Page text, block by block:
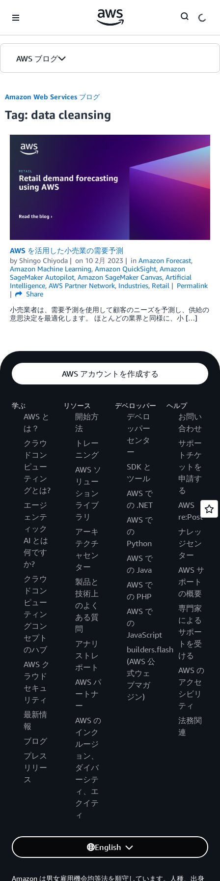
AWS ブログ
カテゴリ
エディション
Amazon Web Services ブログ
Tag: data cleansing
AWS を活用した小売業の需要予測
by Shingo Chiyoda on 10 2月 2023 in Amazon Forecast,
Amazon Machine Learning, Amazon QuickSight, Amazon
SageMaker Autopilot, Amazon SageMaker Canvas, Artificial
Intelligence, AWS Partner Network, Industries, Retail
Permalink
Share
小売業者は、需要予測を使用して顧客のニーズを予測し、供給の
意思決定を最適化します。 ほとんどの業界と同様に、小 […]
AWS アカウントを作成する
学ぶ
AWS と
は？
クラウ
ドコン
ピュー
ティン
グとは?
エージ
ェンテ
ィック
AI とは
何です
か?
クラウ
ドコン
ピュー
ティン
グコン
セプト
のハブ
AWS ク
ラウド
セキュ
リティ
最新情
報
ブログ
プレス
リリー
ス
リソース
開始方
法
トレー
ニング
AWS ソ
リュー
ション
ライブ
ラリ
アーキ
テクチ
ャセン
ター
製品と
技術上
のよく
ある質
問
アナリ
ストレ
ポート
AWS パ
ートナ
ー
AWS の
インク
ルージ
ョン、
ダイバ
ーシテ
ィ、エ
クイテ
ィ
デベロッパー
デベロ
ッパー
センタ
ー
SDK と
ツール
AWS で
の .NET
AWS で
の
Python
AWS で
の Java
AWS で
の PHP
AWS で
の
JavaScript
builders.flash
(AWS 公
式ウェ
ブマガ
ジン)
ヘルプ
お問い
合わせ
サポー
トチケ
ットを
申請す
る
AWS
re:Post
ナレッ
ジセン
ター
AWS サ
ポート
の概要
専門家
による
サポー
トを受
ける
AWS の
アクセ
シビリ
ティ
法務関
連
English
Amazon は男女雇用機会均等法を順守しています。人種、出身